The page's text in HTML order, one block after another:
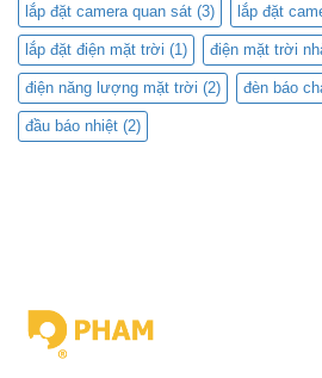
lắp đặt camera quan sát (3) lắp đặt
lắp đặt điện mặt trời (1) điện mặt trời
điện năng lượng mặt trời (2) đèn báo
đầu báo nhiệt (2)